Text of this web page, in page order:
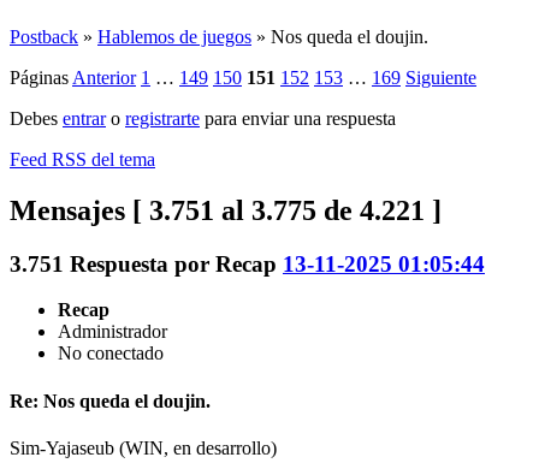
Postback » Hablemos de juegos » Nos queda el doujin.
Páginas Anterior 1 … 149 150 151 152 153 … 169 Siguiente
Debes entraro registrarte para enviar una respuesta
Feed RSS del tema
Mensajes [ 3.751 al 3.775 de 4.221 ]
3.751 Respuesta por Recap 13-11-2025 01:05:44
Recap
Administrador
No conectado
Re: Nos queda el doujin.
Sim-Yajaseub (WIN, en desarrollo)